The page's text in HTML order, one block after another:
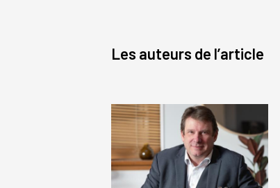
Les auteurs de l’article